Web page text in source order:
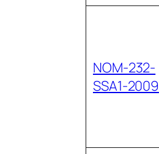
NOM-232-
SSA1-2009